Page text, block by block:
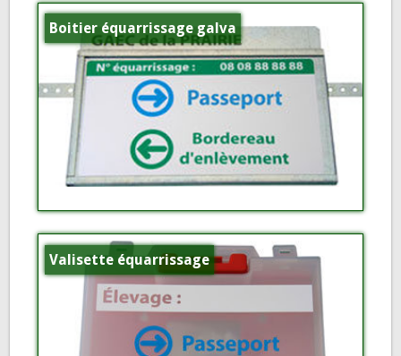
Boitier équarrissage galva
Valisette équarrissage